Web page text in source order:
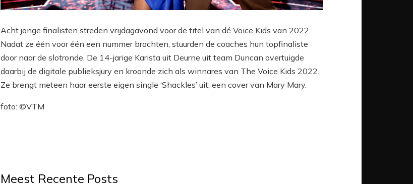
Acht jonge finalisten streden vrijdagavond voor de titel van dé Voice Kids van 2022.
Nadat ze één voor één een nummer brachten, stuurden de coaches hun topfinaliste
door naar de slotronde. De 14-jarige Karista uit Deurne uit team Duncan overtuigde
daarbij de digitale publieksjury en kroonde zich als winnares van The Voice Kids 2022.
Ze brengt meteen haar eerste eigen single ‘Shackles’ uit, een cover van Mary Mary.
foto: ©VTM
Meest Recente Posts